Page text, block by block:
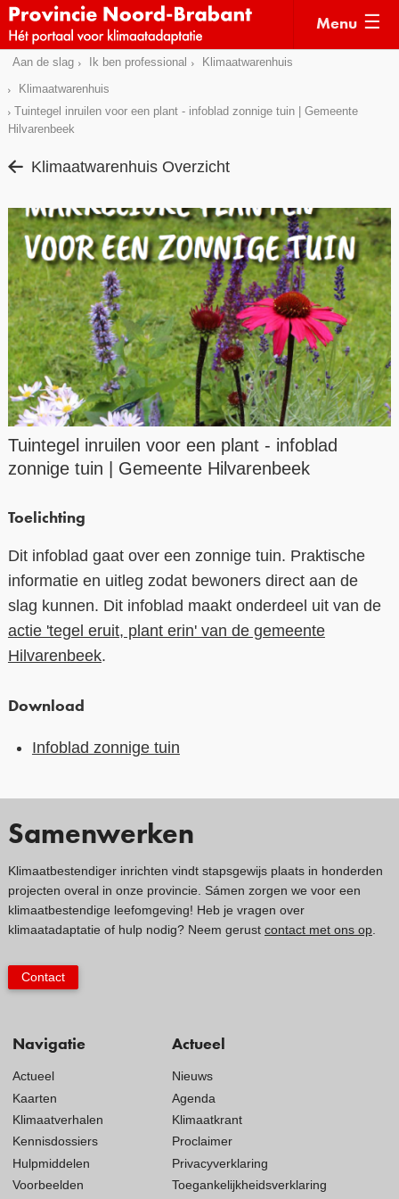
Sla
links
over
naar
menu
Direct
naar
de
pagina
inhoud
Menu
Aan de slag Ik ben professional
Klimaatwarenhuis
Klimaatwarenhuis
Tuintegel inruilen voor een plant - infoblad zonnige tuin | Gemeente
Hilvarenbeek
Klimaatwarenhuis Overzicht
Tuintegel inruilen voor een plant - infoblad
zonnige tuin | Gemeente Hilvarenbeek
Toelichting
Dit infoblad gaat over een zonnige tuin. Praktische
informatie en uitleg zodat bewoners direct aan de
slag kunnen. Dit infoblad maakt onderdeel uit van de
actie 'tegel eruit, plant erin' van de gemeente
Hilvarenbeek.
Download
Infoblad zonnige tuin
Navigatie
Actueel
Kaarten
Klimaatverhalen
Kennisdossiers
Hulpmiddelen
Voorbeelden
Actueel
Nieuws
Agenda
Klimaatkrant
Proclaimer
Privacyverklaring
Toegankelijkheidsverklaring
Samenwerken
Klimaatbestendiger inrichten vindt stapsgewijs plaats in honderden
projecten overal in onze provincie. Sámen zorgen we voor een
klimaatbestendige leefomgeving! Heb je vragen over
klimaatadaptatie of hulp nodig? Neem gerust contact met ons op.
Contact
Actueel
Kaarten
Hulpmiddelen
Voorbeelden
Subsidies
Monitoring
Over ons